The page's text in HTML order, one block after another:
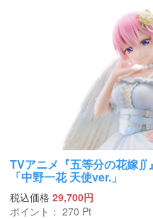
TVアニメ『五等分の花嫁∬
「中野一花 天使ver.」
税込価格 29,700円
ポイント： 270 Pt